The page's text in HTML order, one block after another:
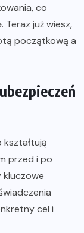
co
Teraz już wiesz,
początkową a
kształtują
przed i po
kluczowe
cel i